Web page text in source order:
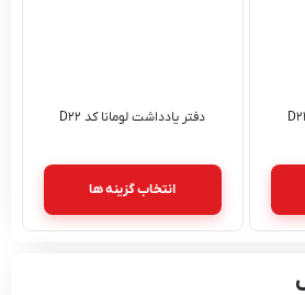
دفتر یادداشت لومانا کد D۲۲
انتخاب گزینه ها